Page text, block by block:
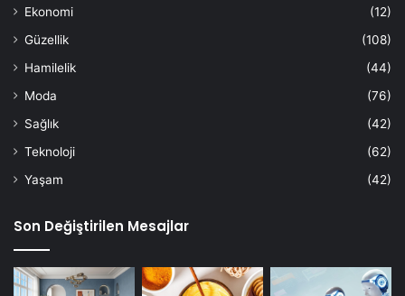
Ekonomi
(12)
Güzellik
(108)
Hamilelik
(44)
Moda
(76)
Sağlık
(42)
Teknoloji
(62)
Yaşam
(42)
Son Değiştirilen Mesajlar